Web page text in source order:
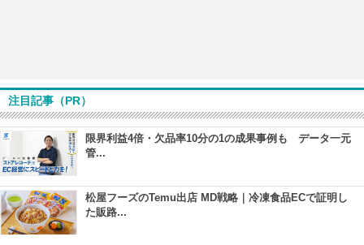
注目記事（PR）
限界利益4倍・欠品率10分の1の成果事例も データ一元
管...
松屋フーズのTemu出店 MD戦略｜冷凍食品ECで証明し
た販路...